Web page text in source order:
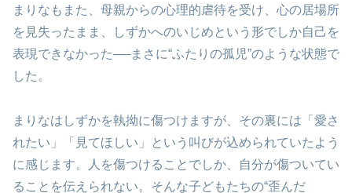
まりなもまた、母親からの心理的虐待を受け、心の居場所
を見失ったまま、しずかへのいじめという形でしか自己を
表現できなかった──まさに“ふたりの孤児”のような状態で
した。
まりなはしずかを執拗に傷つけますが、その裏には「愛さ
れたい」「見てほしい」という叫びが込められていたよう
に感じます。人を傷つけることでしか、自分が傷ついてい
ることを伝えられない。そんな子どもたちの“歪んだ